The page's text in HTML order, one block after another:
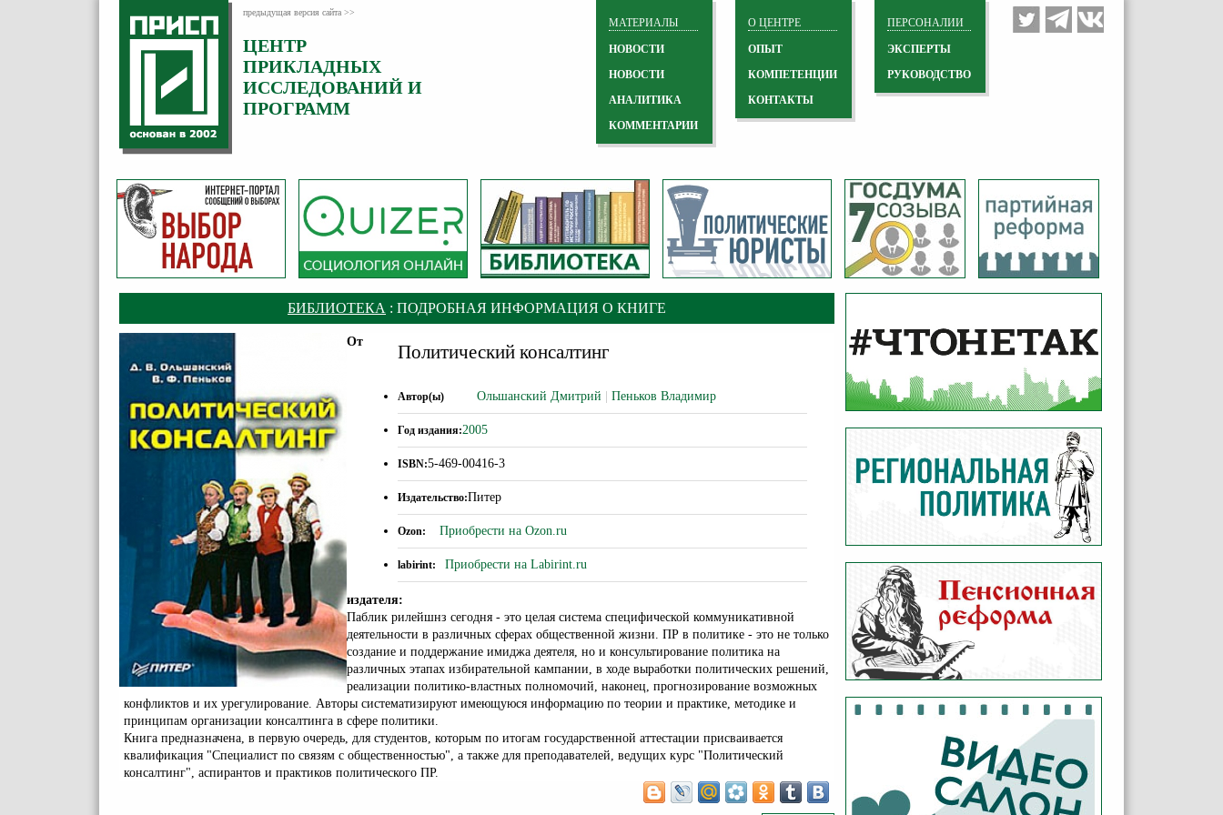
предыдущая версия сайта >>
ЦЕНТР
ПРИКЛАДНЫХ
ИССЛЕДОВАНИЙ И
ПРОГРАММ
ПЕРСОНАЛИИ
ЭКСПЕРТЫ
РУКОВОДСТВО
О ЦЕНТРЕ
ОПЫТ
КОМПЕТЕНЦИИ
КОНТАКТЫ
МАТЕРИАЛЫ
НОВОСТИ
НОВОСТИ
АНАЛИТИКА
КОММЕНТАРИИ
БИБЛИОТЕКА : ПОДРОБНАЯ ИНФОРМАЦИЯ О КНИГЕ
Политический консалтинг
Автор(ы) Ольшанский Дмитрий Пеньков Владимир
Год издания:2005
ISBN:5-469-00416-3
Издательство:Питер
Ozon: Приобрести на Ozon.ru
labirint: Приобрести на Labirint.ru
От
издателя:
Паблик рилейшнз сегодня - это целая система специфической коммуникативной
деятельности в различных сферах общественной жизни. ПР в политике - это не только
создание и поддержание имиджа деятеля, но и консультирование политика на
различных этапах избирательной кампании, в ходе выработки политических решений,
реализации политико-властных полномочий, наконец, прогнозирование возможных
конфликтов и их урегулирование. Авторы систематизируют имеющуюся информацию по теории и практике, методике и
принципам организации консалтинга в сфере политики.
Книга предназначена, в первую очередь, для студентов, которым по итогам государственной аттестации присваивается
квалификация "Специалист по связям с общественностью", а также для преподавателей, ведущих курс "Политический
консалтинг", аспирантов и практиков политического ПР.